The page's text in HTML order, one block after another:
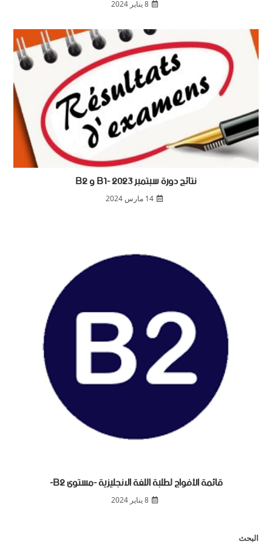
8 يناير 2024
نتائج دورة سبتمبر 2023 -B1 و B2
14 مارس 2024
قائمة الأفواج لطلبة اللغة الانجليزية -مستوى B2-
8 يناير 2024
البحث